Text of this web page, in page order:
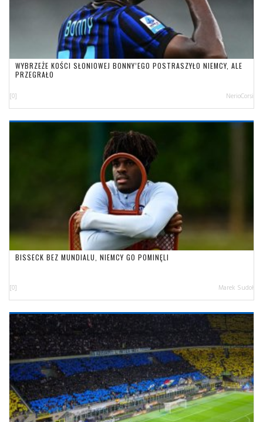
WYBRZEŻE KOŚCI SŁONIOWEJ BONNY’EGO POSTRASZYŁO NIEMCY, ALE
PRZEGRAŁO
[0] NerioCorsi
BISSECK BEZ MUNDIALU, NIEMCY GO POMINĘLI
[0] Marek Sudoł